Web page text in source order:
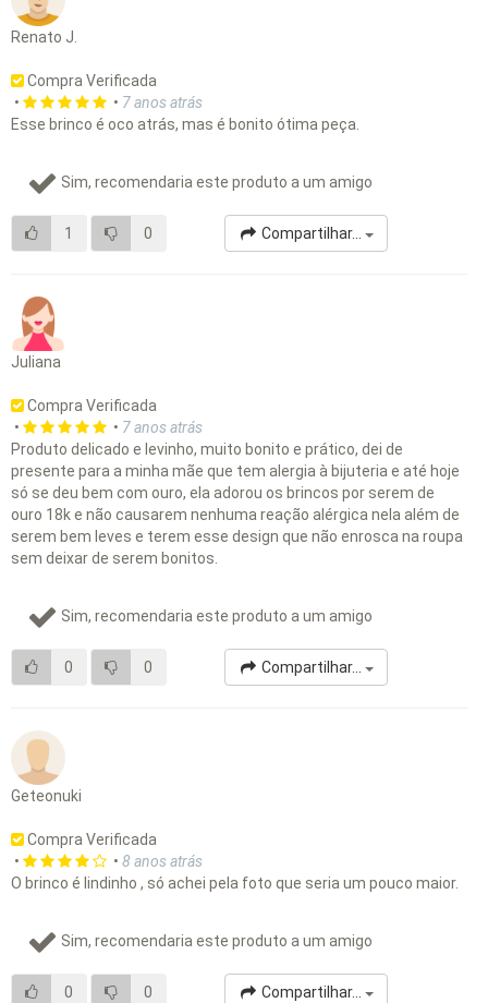
Renato J.
Compra Verificada
•
• 7 anos atrás
Esse brinco é oco atrás, mas é bonito ótima peça.
Sim, recomendaria este produto a um amigo
1 0 Compartilhar...
Juliana
Compra Verificada
•
• 7 anos atrás
Produto delicado e levinho, muito bonito e prático, dei de
presente para a minha mãe que tem alergia à bijuteria e até hoje
só se deu bem com ouro, ela adorou os brincos por serem de
ouro 18k e não causarem nenhuma reação alérgica nela além de
serem bem leves e terem esse design que não enrosca na roupa
sem deixar de serem bonitos.
Sim, recomendaria este produto a um amigo
0 0 Compartilhar...
Geteonuki
Compra Verificada
•
• 8 anos atrás
O brinco é lindinho , só achei pela foto que seria um pouco maior.
Sim, recomendaria este produto a um amigo
0 0 Compartilhar...